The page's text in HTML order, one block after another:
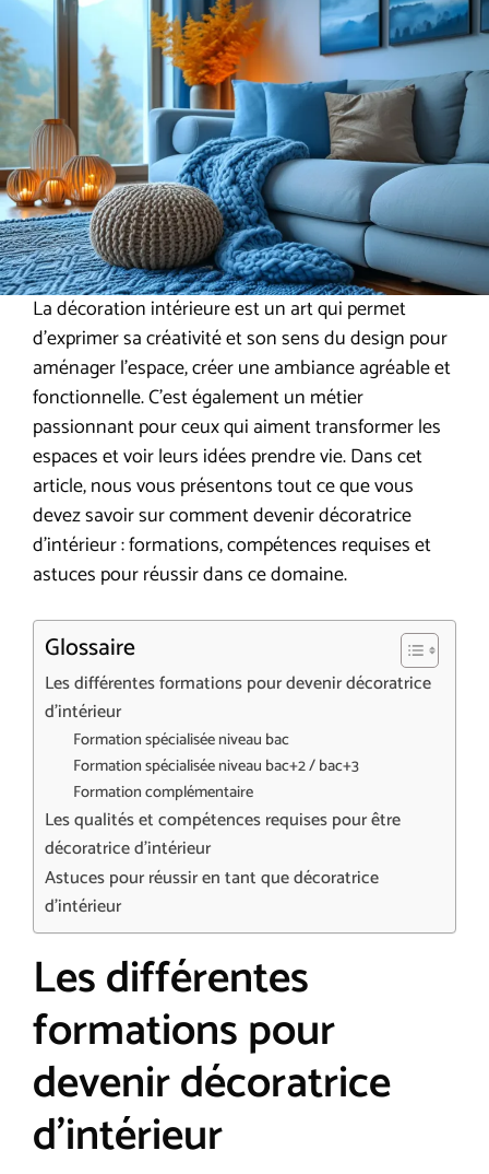
La décoration intérieure est un art qui permet
d’exprimer sa créativité et son sens du design pour
aménager l’espace, créer une ambiance agréable et
fonctionnelle. C’est également un métier
passionnant pour ceux qui aiment transformer les
espaces et voir leurs idées prendre vie. Dans cet
article, nous vous présentons tout ce que vous
devez savoir sur comment devenir décoratrice
d’intérieur : formations, compétences requises et
astuces pour réussir dans ce domaine.
Glossaire
Les différentes formations pour devenir décoratrice
d’intérieur
Formation spécialisée niveau bac
Formation spécialisée niveau bac+2 / bac+3
Formation complémentaire
Les qualités et compétences requises pour être
décoratrice d’intérieur
Astuces pour réussir en tant que décoratrice
d’intérieur
Les différentes
formations pour
devenir décoratrice
d’intérieur